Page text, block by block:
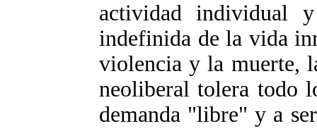
actividad individual
indefinida de la vida
violencia y la muerte,
neoliberal tolera todo
demanda "libre" y a